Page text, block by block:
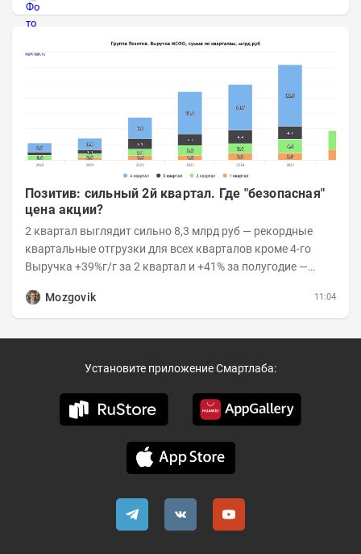
Позитив: сильный 2й квартал. Где "безопасная"
цена акции?
2 квартал выглядит сильно 8,3 млрд руб — рекордные
квартальные отгрузки для всех кварталов кроме 4-го
Выручка +39%г/г за 2 квартал и +41% за полугодие —
Mozgovik
11:04
Установите приложение Смартлаба: